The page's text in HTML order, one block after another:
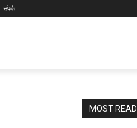
संपर्क
MOST READ